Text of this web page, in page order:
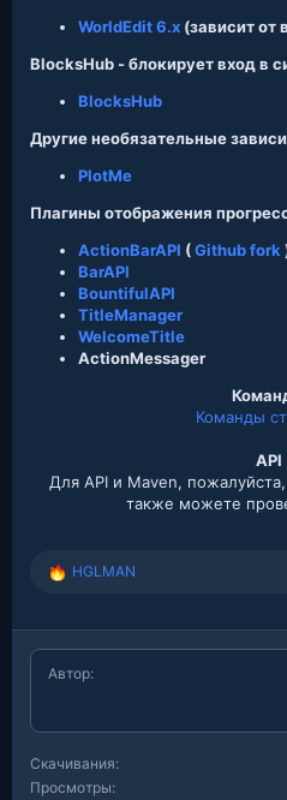
WorldEdit 6.x (зависит от
BlocksHub - блокирует вход в
BlocksHub
Другие необязательные
PlotMe
Плагины отображения
ActionBarAPI (Github fork
BarAPI
BountifulAPI
TitleManager
WelcomeTitle
ActionMessager
Команды
API
Для API и Maven,
также можете
Р
к
ц
и
HGLMAN
Автор
Скачивания
Просмотры